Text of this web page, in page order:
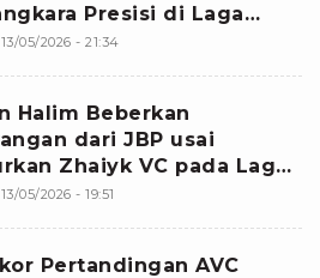
Presisi di Laga
AVC Champions
13/05/2026 - 21:34
Halim Beberkan
dari JBP usai
Zhaiyk VC pada Laga
AVC Champions
13/05/2026 - 19:51
Pertandingan AVC